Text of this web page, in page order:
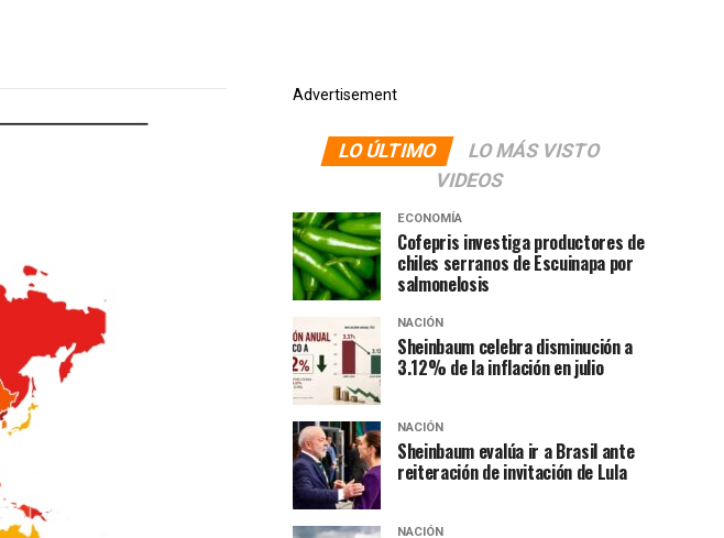
Advertisement
LO ÚLTIMO
LO MÁS VISTO
VIDEOS
ECONOMÍA
Cofepris investiga productores de
chiles serranos de Escuinapa por
salmonelosis
NACIÓN
Sheinbaum celebra disminución a
3.12% de la inflación en julio
NACIÓN
Sheinbaum evalúa ir a Brasil ante
reiteración de invitación de Lula
NACIÓN